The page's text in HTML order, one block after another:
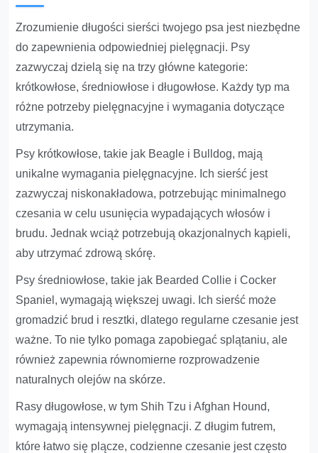
Zrozumienie długości sierści twojego psa jest niezbędne
do zapewnienia odpowiedniej pielęgnacji. Psy
zazwyczaj dzielą się na trzy główne kategorie:
krótkowłose, średniowłose i długowłose. Każdy typ ma
różne potrzeby pielęgnacyjne i wymagania dotyczące
utrzymania.
Psy krótkowłose, takie jak Beagle i Bulldog, mają
unikalne wymagania pielęgnacyjne. Ich sierść jest
zazwyczaj niskonakładowa, potrzebując minimalnego
czesania w celu usunięcia wypadających włosów i
brudu. Jednak wciąż potrzebują okazjonalnych kąpieli,
aby utrzymać zdrową skórę.
Psy średniowłose, takie jak Bearded Collie i Cocker
Spaniel, wymagają większej uwagi. Ich sierść może
gromadzić brud i resztki, dlatego regularne czesanie jest
ważne. To nie tylko pomaga zapobiegać splątaniu, ale
również zapewnia równomierne rozprowadzenie
naturalnych olejów na skórze.
Rasy długowłose, w tym Shih Tzu i Afghan Hound,
wymagają intensywnej pielęgnacji. Z długim futrem,
które łatwo się plącze, codzienne czesanie jest często